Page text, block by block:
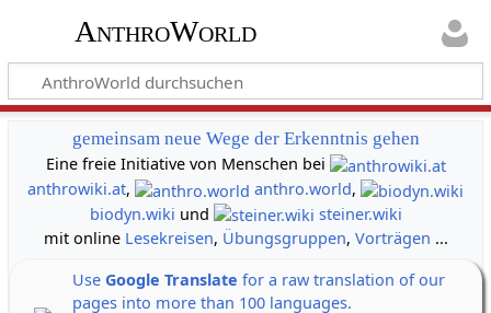
AnthroWorld
gemeinsam neue Wege der Erkenntnis gehen
Eine freie Initiative von Menschen bei
anthrowiki.at, anthro.world,
biodyn.wiki und
steiner.wiki
mit online Lesekreisen, Übungsgruppen, Vorträgen ...
Use Google Translate for a raw translation of our
pages into more than 100 languages.